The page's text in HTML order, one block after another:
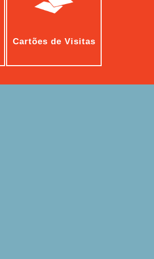
Cartões de Visitas